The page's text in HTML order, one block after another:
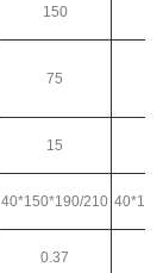
150
75
15
40*150*190/210
0.37